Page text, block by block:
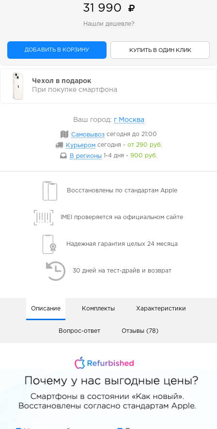
31 990
Нашли дешевле?
ДОБАВИТЬ В КОРЗИНУ КУПИТЬ В ОДИН КЛИК
Чехол в подарок
При покупке смартфона
Ваш город: г Москва
Самовывоз сегодня до 21:00
Курьером сегодня - от 290 руб.
В регионы
1-4 дня - 900 руб.
Восстановлены по стандартам Apple
IMEI проверяется на официальном сайте
Надежная гарантия целых 24 месяца
30 дней на тест-драйв и возврат
Описание Комплекты Характеристики
Вопрос-ответ Отзывы (78)